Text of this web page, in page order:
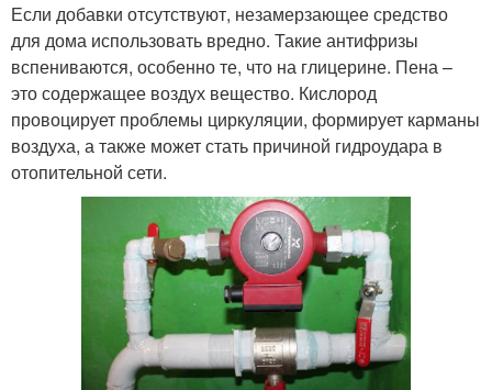
Если добавки отсутствуют, незамерзающее средство
для дома использовать вредно. Такие антифризы
вспениваются, особенно те, что на глицерине. Пена –
это содержащее воздух вещество. Кислород
провоцирует проблемы циркуляции, формирует карманы
воздуха, а также может стать причиной гидроудара в
отопительной сети.